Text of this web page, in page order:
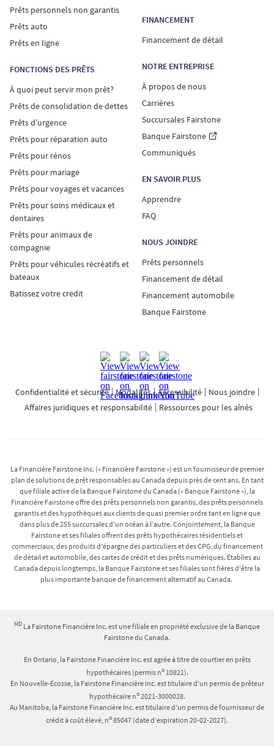
Prêts personnels non garantis
Prêts auto
Prêts en ligne
FONCTIONS DES PRÊTS
À quoi peut servir mon prêt?
Prêts de consolidation de dettes
Prêts d’urgence
Prêts pour réparation auto
Prêts pour rénos
Prêts pour mariage
Prêts pour voyages et vacances
Prêts pour soins médicaux et
dentaires
Prêts pour animaux de
compagnie
Prêts pour véhicules récréatifs et
bateaux
Batissez votre credit
FINANCEMENT
Financement de détail
NOTRE ENTREPRISE
À propos de nous
Carrières
Succursales Fairstone
Banque Fairstone
Communiqués
EN SAVOIR PLUS
Apprendre
FAQ
NOUS JOINDRE
Prêts personnels
Financement de détail
Financement automobile
Banque Fairstone
Confidentialité et sécurité Modalités Accessibilité
Nous joindre
Affaires juridiques et responsabilité
Ressources pour les aînés
La Financière Fairstone Inc. (« Financière Fairstone ») est un fournisseur de premier
plan de solutions de prêt responsables au Canada depuis près de cent ans. En tant
que filiale active de la Banque Fairstone du Canada (« Banque Fairstone »), la
Financière Fairstone offre des prêts personnels non garantis, des prêts personnels
garantis et des hypothèques aux clients de quasi premier ordre tant en ligne que
dans plus de 255 succursales d’un océan à l’autre. Conjointement, la Banque
Fairstone et ses filiales offrent des prêts hypothécaires résidentiels et
commerciaux, des produits d’épargne des particuliers et des CPG, du financement
de détail et automobile, des cartes de crédit et des prêts numériques. Établies au
Canada depuis longtemps, la Banque Fairstone et ses filiales sont fières d’être la
plus importante banque de financement alternatif au Canada.
MD La Fairstone Financière Inc. est une filiale en propriété exclusive de la Banque
Fairstone du Canada.
En Ontario, la Fairstone Financière Inc. est agrée à titre de courtier en prêts
hypothécaires (permis no10821).
En Nouvelle-Écosse, la Fairstone Financière Inc. est titulaire d’un permis de prêteur
hypothécaire no2021-3000028.
Au Manitoba, la Fairstone Financière Inc. est titulaire d’un permis de fournisseur de
crédit à coût élevé, no85047 (date d’expiration 20-02-2027).